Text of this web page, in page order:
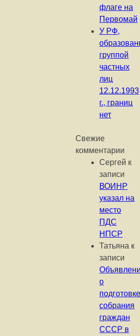
флаге на
Первомай
У РФ,
группой
частных
лиц
12.12.1993
г., границ
нет
Свежие
комментарии
Сергей к
записи
ВОИНР
указал на
место
ПДС
НПСР
Татьяна к
записи
о
собрания
граждан
СССР в